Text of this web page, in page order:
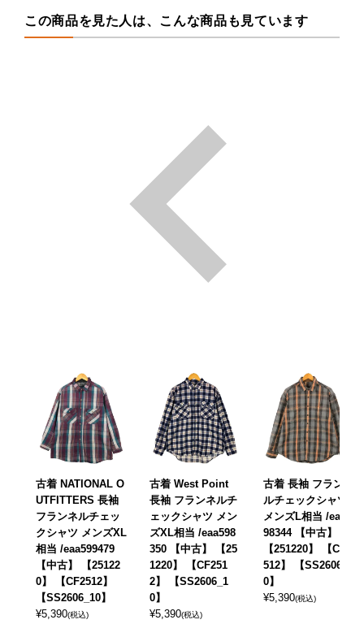
この商品を見た人は、こんな商品も見ています
古着 NATIONAL O
UTFITTERS 長袖
フランネルチェッ
クシャツ メンズXL
相当 /eaa599479
【中古】 【25122
0】 【CF2512】
【SS2606_10】
¥5,390(税込)
古着 West Point
長袖 フランネルチ
ェックシャツ メン
ズXL相当 /eaa598
350 【中古】 【25
1220】 【CF251
2】 【SS2606_1
0】
¥5,390(税込)
古着 長袖 フランネ
ルチェックシャツ
メンズL相当 /eaa5
98344 【中古】
【251220】 【CF2
512】 【SS2606_1
0】
¥5,390(税込)